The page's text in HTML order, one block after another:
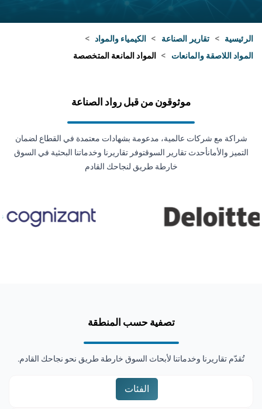
الرئيسية > تقارير الصناعة > الكيمياء والمواد >
المواد اللاصقة والمانعات > المواد المانعة المتخصصة
موثوقون من قبل رواد الصناعة
شراكة مع شركات عالمية، مدعومة بشهادات معتمدة في القطاع لضمان
التميز والأمانأحدث تقارير السوقتوفر تقاريرنا وخدماتنا البحثية في السوق
خارطة طريق لنجاحك القادم
تصفية حسب المنطقة
تُقدّم تقاريرنا وخدماتنا لأبحاث السوق خارطة طريق نحو نجاحك القادم.
الفئات